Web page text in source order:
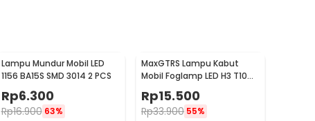
Lampu Mundur Mobil LED
1156 BA15S SMD 3014 2 PCS
Rp6.300
Rp16.900 63%
MaxGTRS Lampu Kabut
Mobil Foglamp LED H3 T10
- SMDWB
Rp15.500
Rp33.900 55%